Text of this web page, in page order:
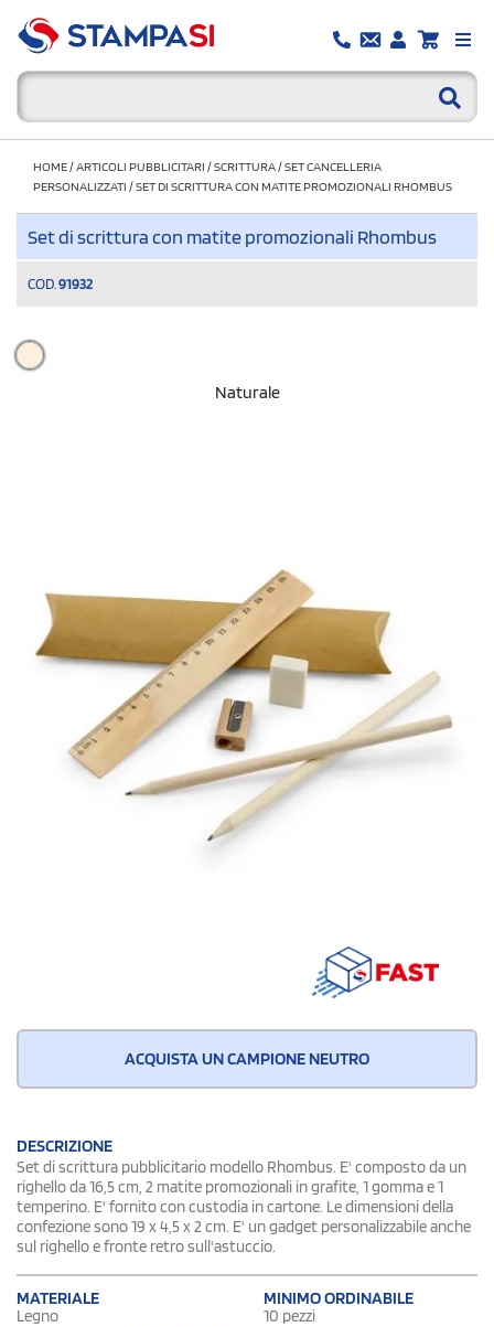
HOME/ARTICOLI PUBBLICITARI /SCRITTURA/SET CANCELLERIA
PERSONALIZZATI /SET DI SCRITTURA CON MATITE PROMOZIONALI RHOMBUS
Set di scrittura con matite promozionali Rhombus
COD. 91932
Naturale
ACQUISTA UN CAMPIONE NEUTRO
DESCRIZIONE
Set di scrittura pubblicitario modello Rhombus. E' composto da un
righello da 16,5 cm, 2 matite promozionali in grafite, 1 gomma e 1
temperino. E' fornito con custodia in cartone. Le dimensioni della
confezione sono 19 x 4,5 x 2 cm. E' un gadget personalizzabile anche
sul righello e fronte retro sull'astuccio.
MATERIALE
Legno
MINIMO ORDINABILE
10 pezzi